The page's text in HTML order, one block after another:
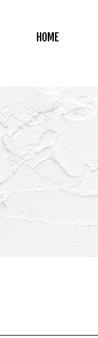
HOME